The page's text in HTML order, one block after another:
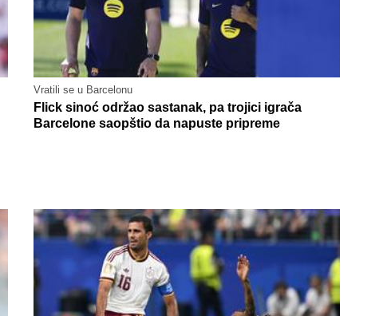
Vratili se u Barcelonu
Flick sinoć održao sastanak, pa trojici igrača
Barcelone saopštio da napuste pripreme